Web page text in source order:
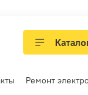
Ремонт